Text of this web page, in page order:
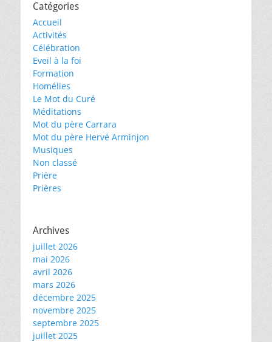
Catégories
Accueil
Activités
Célébration
Eveil à la foi
Formation
Homélies
Le Mot du Curé
Méditations
Mot du père Carrara
Mot du père Hervé Arminjon
Musiques
Non classé
Prière
Prières
Archives
juillet 2026
mai 2026
avril 2026
mars 2026
décembre 2025
novembre 2025
septembre 2025
juillet 2025